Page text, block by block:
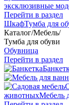
эксклюзивные
Перейти в раздел
ШкафТумба для
Каталог/Мебель/
Тумба для обуви
Обувница
Перейти в раздел
животныхМебель